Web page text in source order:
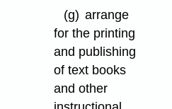
(g) arrange
for the printing
and publishing
of text books
and other